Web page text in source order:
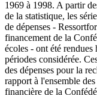
1969 à 1998. A partir
de la statistique, les
de dépenses -
financement de la
écoles - ont été
périodes considérée.
des dépenses pour la
rapport à l'ensemble
financière de la